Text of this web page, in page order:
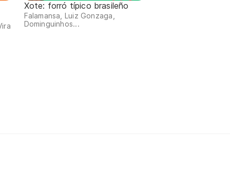
Xote: forró típico brasileño
Falamansa, Luiz Gonzaga,
Dominguinhos...